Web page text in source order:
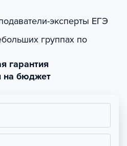
эксперты ЕГЭ
группах по
гарантия
на бюджет